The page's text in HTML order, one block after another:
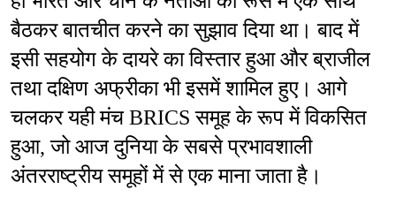
बैठकर बातचीत करने का सुझाव दिया था। बाद में
इसी सहयोग के दायरे का विस्तार हुआ और ब्राजील
तथा दक्षिण अफ्रीका भी इसमें शामिल हुए। आगे
चलकर यही मंच BRICS समूह के रूप में विकसित
हुआ, जो आज दुनिया के सबसे प्रभावशाली
अंतरराष्ट्रीय समूहों में से एक माना जाता है।